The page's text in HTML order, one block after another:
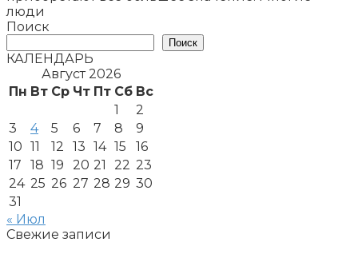
люди
Поиск
Поиск
КАЛЕНДАРЬ
Август 2026
Пн Вт Ср Чт Пт Сб Вс
1
2
3
4 5 6 7 8
9
10 11 12 13 14 15
16
17
18 19 20 21 22 23
24 25 26 27 28 29 30
31
« Июл
Свежие записи